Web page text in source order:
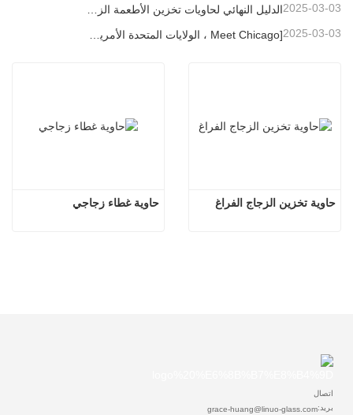
2025-03-03
[Meet Chicago ، الولايات المتحدة الأمريكية] Linuo Glass يدعوك إلى جمع معرض المنزل المستوحى من شيكاغو! 2025-03-03
حاوية غطاء زجاجي حاوية تخزين الزجاج الفراغ
اتصال
بريد:grace-huang@linuo-glass.com